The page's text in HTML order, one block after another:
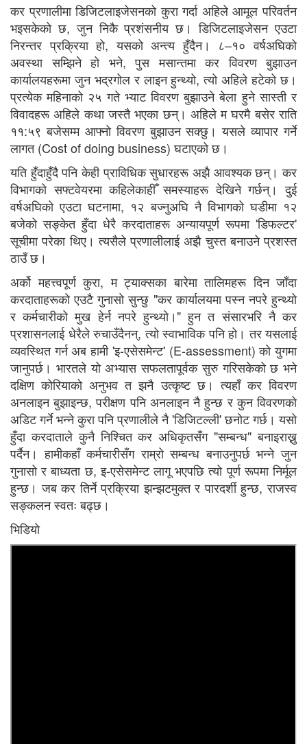
कर प्रणालीमा डिजिटलाइजेसनको कुरा गर्दा अहिले आमूल परिवर्तन
भइसकेको छ, जुन निकै प्रशंसनीय छ। डिजिटलाइजेसन एउटा
निरन्तर प्रक्रिया हो, यसको अन्त्य हुँदैन। ८–१० वर्षअघिको
अवस्था सम्झिने हो भने, पुस मसान्तमा कर विवरण बुझाउन
कार्यालयहरूमा जुन भद्रगोल र लाइन हुन्थ्यो, त्यो अहिले हटेको छ।
प्रत्येक महिनाको २५ गते भ्याट विवरण बुझाउने बेला हुने सास्ती र
विवादहरू अहिले कथा जस्तै भएका छन्। अहिले म घरमै बसेर राति
११:५९ बजेसम्म आफ्नो विवरण बुझाउन सक्छु। यसले व्यापार गर्ने
लागत (Cost of doing business) घटाएको छ।
यति हुँदाहुँदै पनि केही प्राविधिक सुधारहरू अझै आवश्यक छन्। कर
विभागको सफ्टवेयरमा कहिलेकाहीँ समस्याहरू देखिने गर्छन्। दुई
वर्षअघिको एउटा घटनामा, १२ बज्नुअघि नै विभागको घडीमा १२
बजेको सङ्केत हुँदा धेरै करदाताहरू अन्यायपूर्ण रूपमा 'डिफल्टर'
सूचीमा परेका थिए। त्यसैले प्रणालीलाई अझै चुस्त बनाउने प्रशस्त
ठाउँ छ।
अर्को महत्त्वपूर्ण कुरा, म ट्याक्सका बारेमा तालिमहरू दिन जाँदा
करदाताहरूको एउटै गुनासो सुन्छु "कर कार्यालयमा पस्न नपरे हुन्थ्यो
र कर्मचारीको मुख हेर्न नपरे हुन्थ्यो।" हुन त संसारभरि नै कर
प्रशासनलाई धेरैले रुचाउँदैनन्, त्यो स्वाभाविक पनि हो। तर यसलाई
व्यवस्थित गर्न अब हामी 'इ-एसेसमेन्ट' (E-assessment) को युगमा
जानुपर्छ। भारतले यो अभ्यास सफलतापूर्वक सुरु गरिसकेको छ भने
दक्षिण कोरियाको अनुभव त झनै उत्कृष्ट छ। त्यहाँ कर विवरण
अनलाइन बुझाइन्छ, परीक्षण पनि अनलाइन नै हुन्छ र कुन विवरणको
अडिट गर्ने भन्ने कुरा पनि प्रणालीले नै 'डिजिटल्ली' छनोट गर्छ। यसो
हुँदा करदाताले कुनै निश्चित कर अधिकृतसँग "सम्बन्ध" बनाइराख्नु
पर्दैन। हामीकहाँ कर्मचारीसँग राम्रो सम्बन्ध बनाउनुपर्छ भन्ने जुन
गुनासो र बाध्यता छ, इ-एसेसमेन्ट लागू भएपछि त्यो पूर्ण रूपमा निर्मूल
हुन्छ। जब कर तिर्ने प्रक्रिया झन्झटमुक्त र पारदर्शी हुन्छ, राजस्व
सङ्कलन स्वतः बढ्छ।
भिडियाे